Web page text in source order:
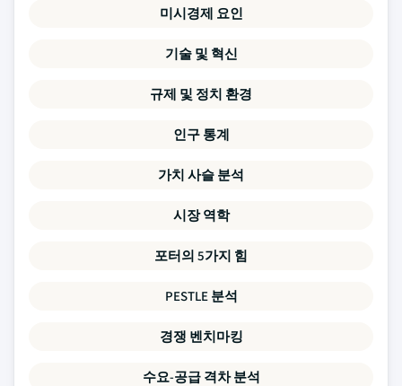
미시경제 요인
기술 및 혁신
규제 및 정치 환경
인구 통계
가치 사슬 분석
시장 역학
포터의 5가지 힘
PESTLE 분석
경쟁 벤치마킹
수요-공급 격차 분석